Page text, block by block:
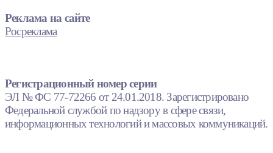
Реклама на сайте
Росреклама
Регистрационный номер серии
ЭЛ № ФС 77-72266 от 24.01.2018. Зарегистрировано
Федеральной службой по надзору в сфере связи,
информационных технологий и массовых коммуникаций.